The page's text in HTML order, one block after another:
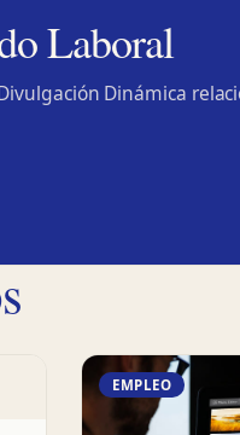
Laboral
Dinámica
EMPLEO